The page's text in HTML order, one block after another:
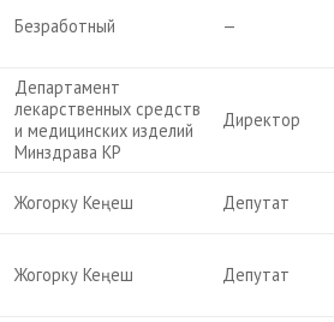
Безработный —
Департамент
лекарственных средств
и медицинских изделий
Минздрава КР
Директор
Жогорку Кеңеш Депутат
Жогорку Кеңеш Депутат